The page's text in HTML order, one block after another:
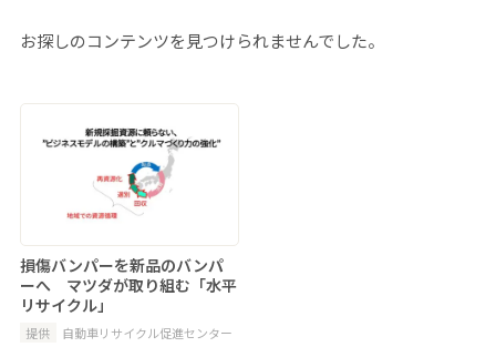
お探しのコンテンツを見つけられませんでした。
損傷バンパーを新品のバンパ
ーへ マツダが取り組む「水平
リサイクル」
提供 自動車リサイクル促進センター